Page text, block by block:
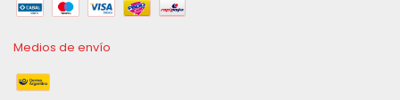
Medios de envío